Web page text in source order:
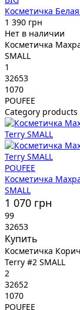
Косметичка
1 390 грн
Нет в наличии
Косметичка
SMALL
1
32653
1070
POUFEE
Category products
POUFEE
Косметичка
SMALL
1 070 грн
99
32653
Купить
Косметичка
Terry #2 SMALL
2
32652
1070
POUFEE